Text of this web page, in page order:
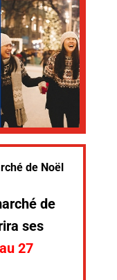
de Noël
de
ses
27